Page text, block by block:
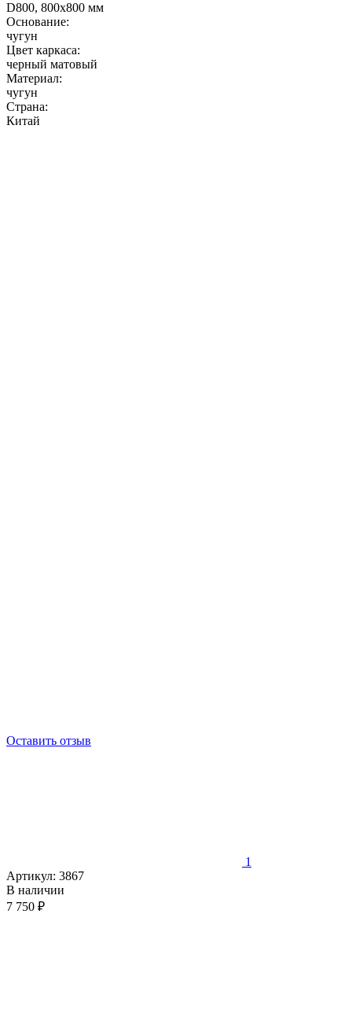
D800, 800х800 мм
Основание:
чугун
Цвет каркаса:
черный матовый
Материал:
чугун
Страна:
Китай
Оставить отзыв
1
Артикул: 3867
В наличии
7 750 ₽